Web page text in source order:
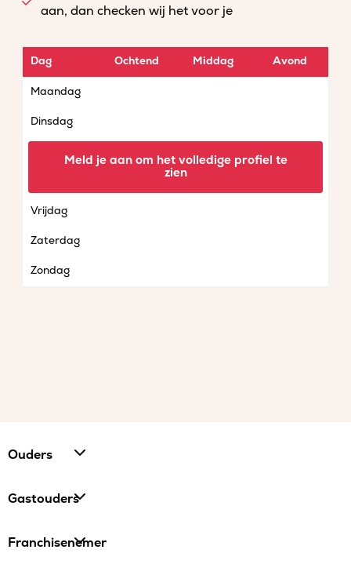
aan, dan checken wij het voor je
Dag Ochtend Middag Avond
Maandag
Dinsdag
Vrijdag
Zaterdag
Zondag
Meld je aan om het volledige profiel te
zien
Ouders
Gastouders
Franchisenemer